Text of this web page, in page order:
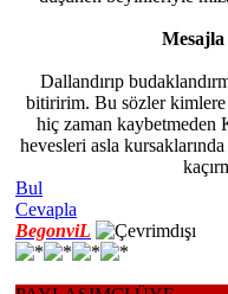
Mesajla
Dallandırıp
bitiririm. Bu sözler
hiç zaman kaybetmeden
hevesleri asla
Bul
Cevapla
BegonviL